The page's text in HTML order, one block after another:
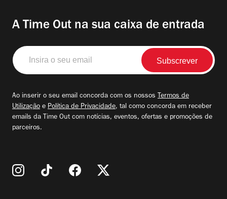
A Time Out na sua caixa de entrada
Insira
o
seu
Ao inserir o seu email concorda com os nossos Termos de
Utilização e Política de Privacidade, tal como concorda em receber
emails da Time Out com notícias, eventos, ofertas e promoções de
parceiros.